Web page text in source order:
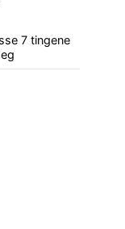
7 tingene